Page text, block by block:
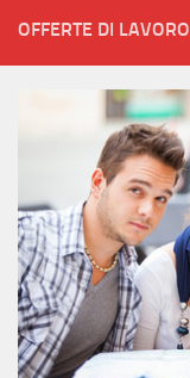
OFFERTE DI LAVORO